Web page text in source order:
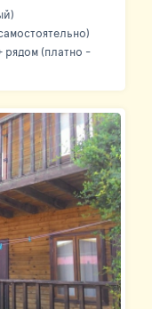
рядом (платно -